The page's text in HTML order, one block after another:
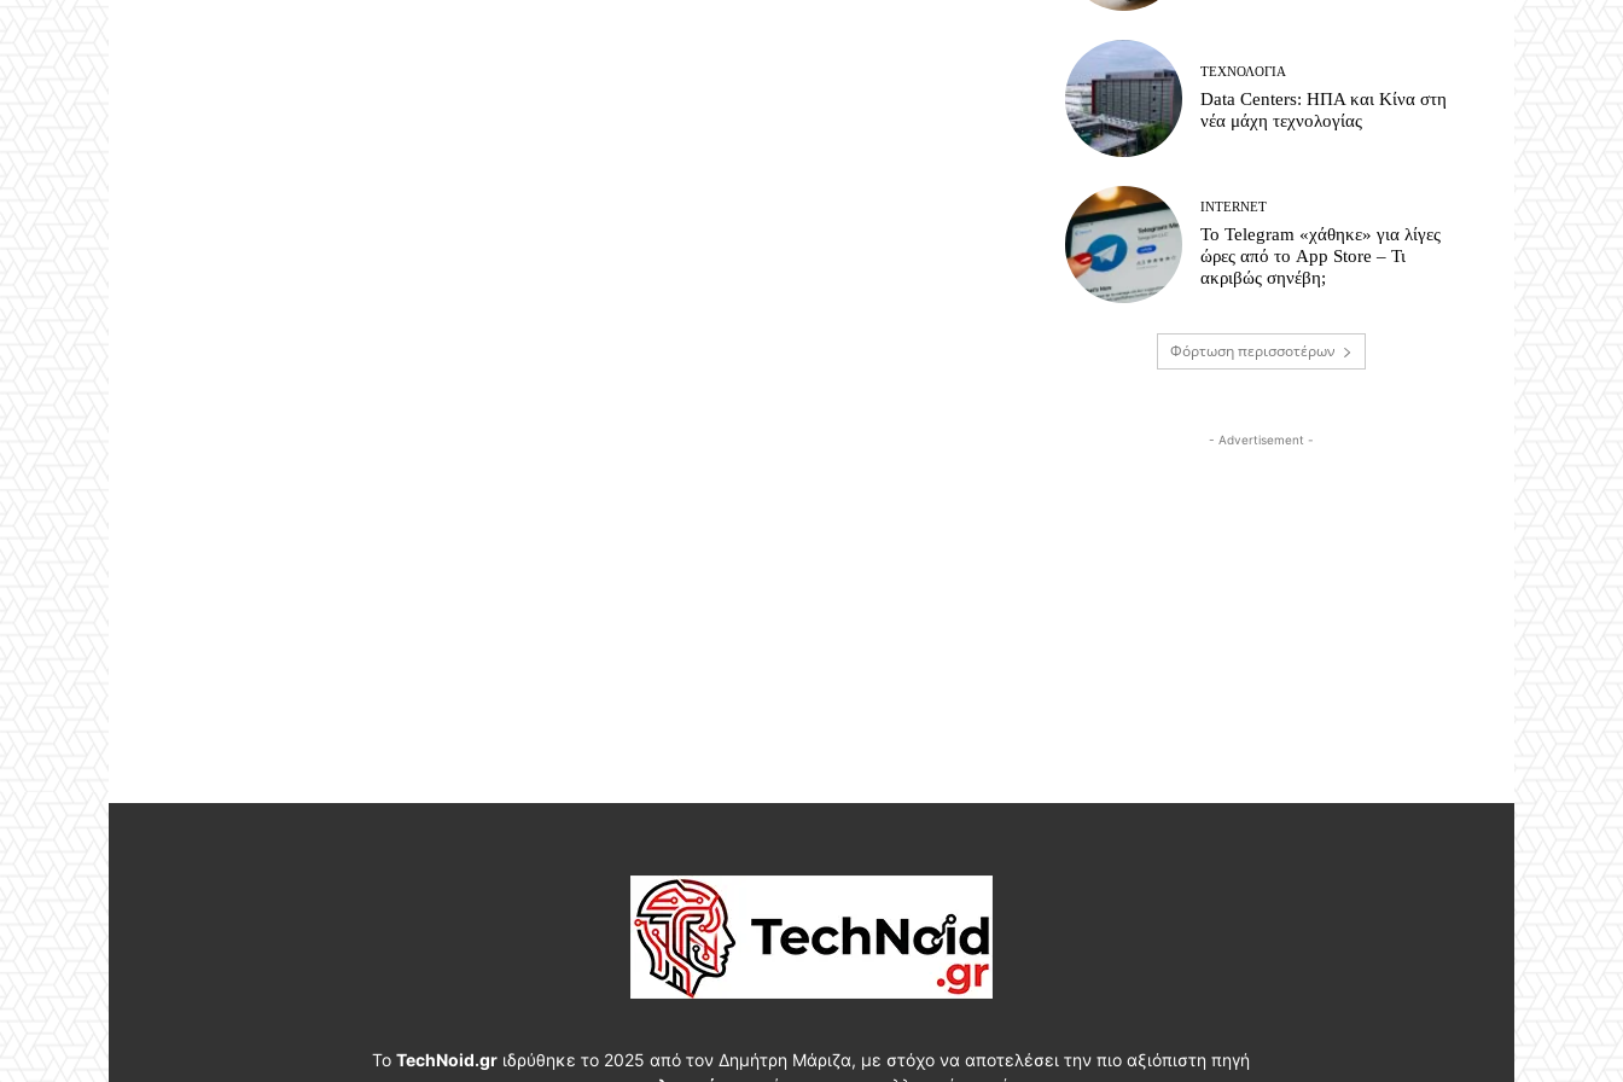
ΤΕΧΝΟΛΟΓΊΑ
Data Centers: ΗΠΑ και Κίνα στη
νέα μάχη τεχνολογίας
INTERNET
Το Telegram «χάθηκε» για λίγες
ώρες από το App Store – Τι
ακριβώς σηνέβη;
Φόρτωση περισσοτέρων
- Advertisement -
ΤοTechNoid.gr ιδρύθηκε το 2025 από τον Δημήτρη Μάριζα, με στόχο να αποτελέσει την πιο αξιόπιστη πηγή